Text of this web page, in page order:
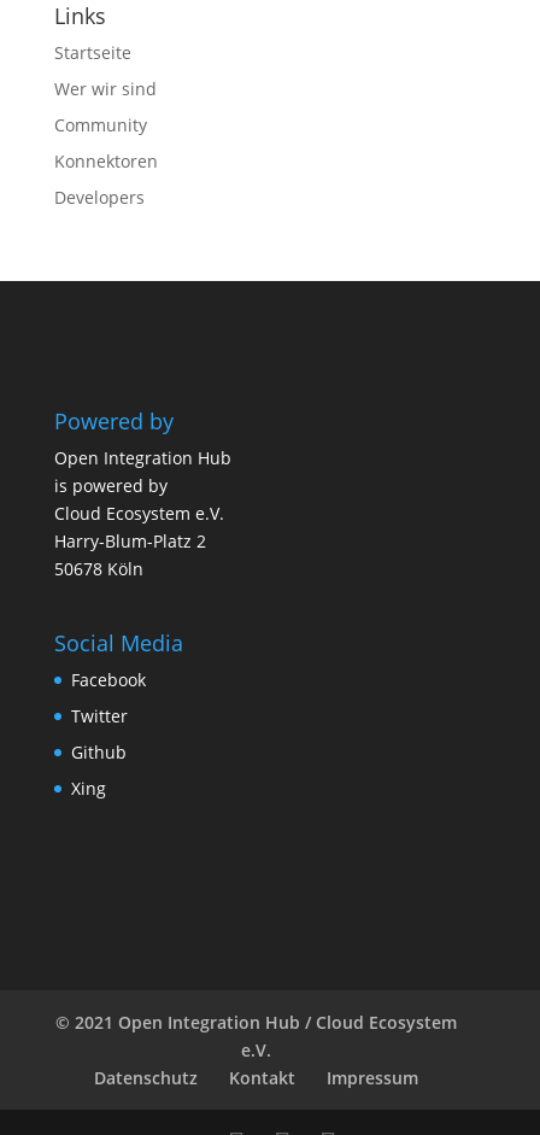
Links
Startseite
Wer wir sind
Community
Konnektoren
Developers
Powered by
Open Integration Hub
is powered by
Cloud Ecosystem e.V.
Harry-Blum-Platz 2
50678 Köln
Social Media
Facebook
Twitter
Github
Xing
© 2021 Open Integration Hub / Cloud Ecosystem
e.V.
Datenschutz
Kontakt Impressum